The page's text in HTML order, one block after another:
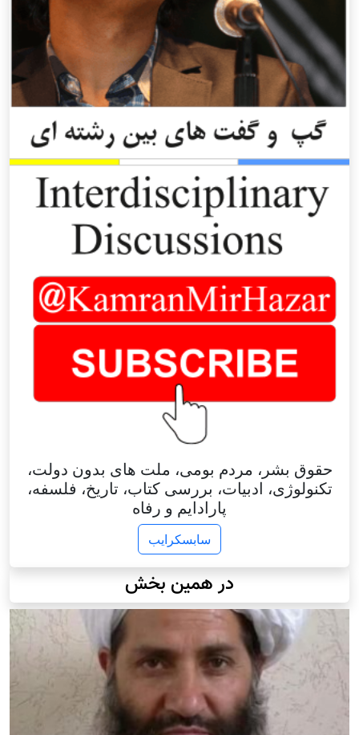
حقوق بشر، مردم بومی، ملت های بدون دولت،
تکنولوژی، ادبیات، بررسی کتاب، تاریخ، فلسفه،
پارادایم و رفاه
سابسکرایب
در همین بخش